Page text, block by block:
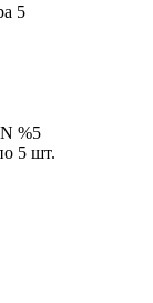
5
%5
5 шт.